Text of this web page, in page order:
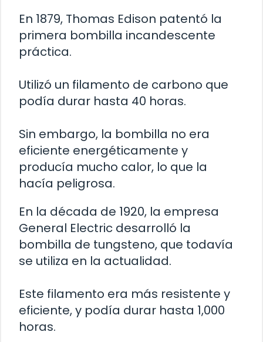
En 1879, Thomas Edison patentó la
primera bombilla incandescente
práctica.
Utilizó un filamento de carbono que
podía durar hasta 40 horas.
Sin embargo, la bombilla no era
eficiente energéticamente y
producía mucho calor, lo que la
hacía peligrosa.
En la década de 1920, la empresa
General Electric desarrolló la
bombilla de tungsteno, que todavía
se utiliza en la actualidad.
Este filamento era más resistente y
eficiente, y podía durar hasta 1,000
horas.